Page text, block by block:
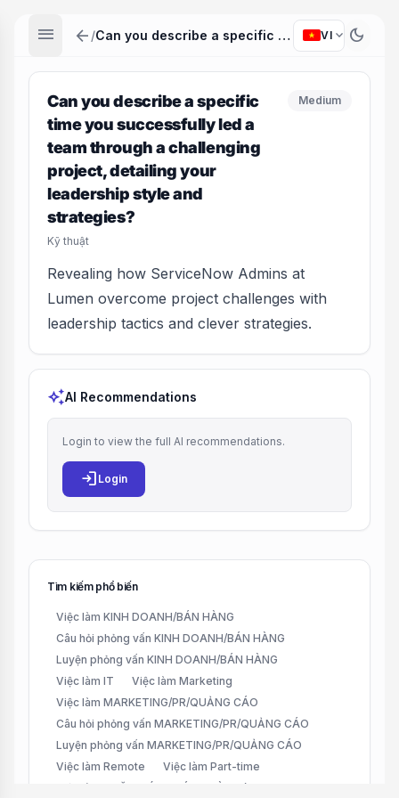
menu arrow_back / Can you describe a specific time you successfully led a team through a challenging project, detailing your leadership style and strategies? VI expand_more dark_mode
Can you describe a specific
time you successfully led a
team through a challenging
project, detailing your
leadership style and
strategies?
Kỹ thuật
Medium
Revealing how ServiceNow Admins at
Lumen overcome project challenges with
leadership tactics and clever strategies.
auto_awesomeAI Recommendations
Login to view the full AI recommendations.
login Login
Tìm kiếm phổ biến
Việc làm KINH DOANH/BÁN HÀNG
Câu hỏi phỏng vấn KINH DOANH/BÁN HÀNG
Luyện phỏng vấn KINH DOANH/BÁN HÀNG
Việc làm IT
Việc làm Marketing
Việc làm MARKETING/PR/QUẢNG CÁO
Câu hỏi phỏng vấn MARKETING/PR/QUẢNG CÁO
Luyện phỏng vấn MARKETING/PR/QUẢNG CÁO
Việc làm Remote
Việc làm Part-time
Việc làm CHĂM SÓC KHÁCH HÀNG (CUSTOMER